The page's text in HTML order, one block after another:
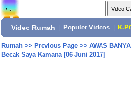
Video Rumah Populer Videos K-
Rumah>> Previous Page>> AWAS
Becak Saya Kamana [06 Juni 2017]